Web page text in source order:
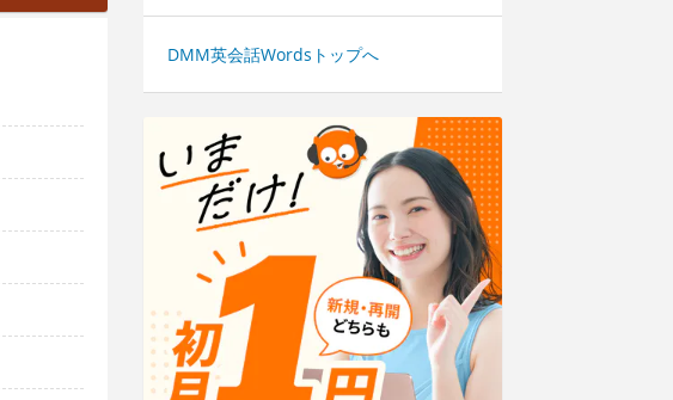
DMM英会話Wordsトップへ